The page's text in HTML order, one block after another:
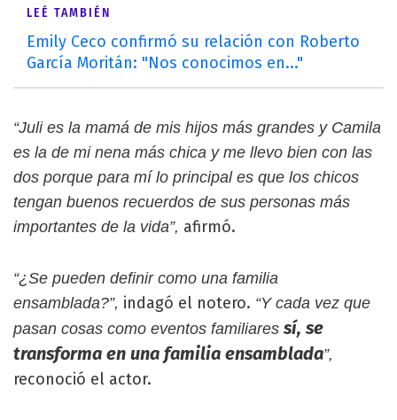
LEÉ TAMBIÉN
Emily Ceco confirmó su relación con Roberto
García Moritán: "Nos conocimos en..."
“Juli es la mamá de mis hijos más grandes y Camila
es la de mi nena más chica y me llevo bien con las
dos porque para mí lo principal es que los chicos
tengan buenos recuerdos de sus personas más
importantes de la vida”, afirmó.
“¿Se pueden definir como una familia
ensamblada?”, indagó el notero. “Y cada vez que
pasan cosas como eventos familiares sí, se
transforma en una familia ensamblada”,
reconoció el actor.